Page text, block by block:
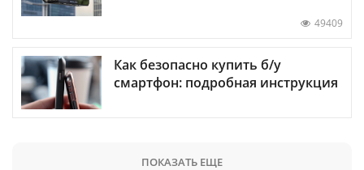
49409
Как безопасно купить б/у
смартфон: подробная инструкция
ПОКАЗАТЬ ЕЩЕ